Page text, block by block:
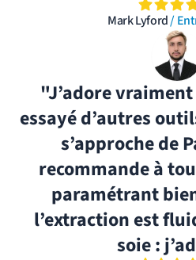
Mark Lyford/
"J’adore
essayé d’autres
s’approche de
recommande à
paramétrant
l’extraction est
soie :